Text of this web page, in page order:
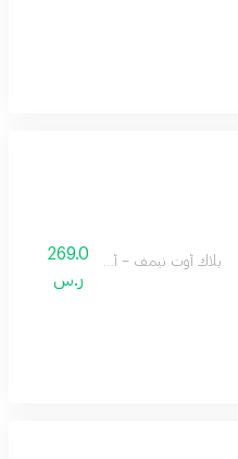
بلاك أوت نيمف – أسود (bla119)269.0
ر.س